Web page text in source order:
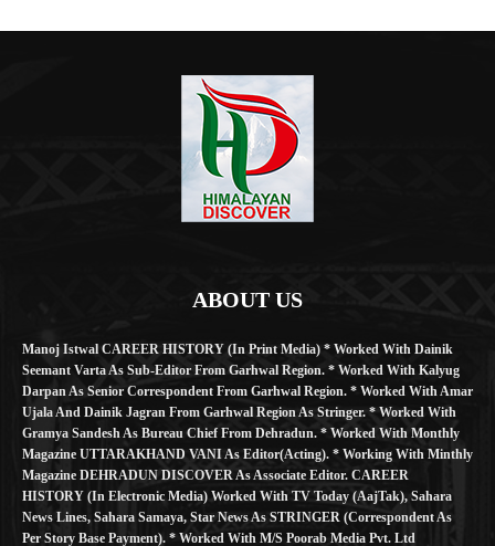
ABOUT US
Manoj Istwal CAREER HISTORY (in Print Media) * Worked With Dainik
Seemant Varta As Sub-Editor From Garhwal Region. * Worked With Kalyug
Darpan As Senior Correspondent From Garhwal Region. * Worked With Amar
Ujala And Dainik Jagran From Garhwal Region As Stringer. * Worked With
Gramya Sandesh As Bureau Chief From Dehradun. * Worked With Monthly
Magazine UTTARAKHAND VANI As Editor(Acting). * Working With Minthly
Magazine DEHRADUN DISCOVER As Associate Editor. CAREER
HISTORY (in Electronic Media) Worked With TV Today (AajTak), Sahara
News Lines, Sahara Samaya, Star News As STRINGER (Correspondent As
Per Story Base Payment). * Worked With M/S Poorab Media Pvt. Ltd